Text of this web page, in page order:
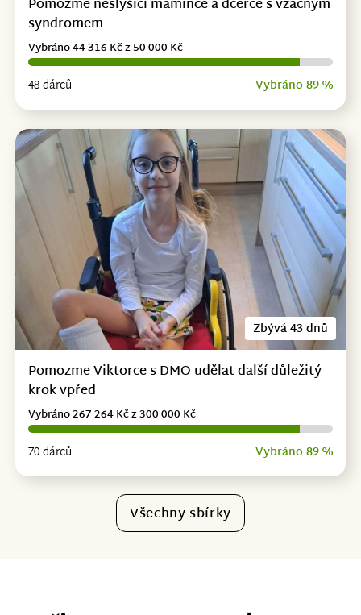
Pomozme neslyšící mamince a dcerce s vzácným
syndromem
48 dárců Vybráno 89 %
Vybráno 44 316 Kč z 50 000 Kč
Zbývá 43 dnů
Pomozme Viktorce s DMO udělat další důležitý
krok vpřed
70 dárců Vybráno 89 %
Vybráno 267 264 Kč z 300 000 Kč
Všechny sbírky